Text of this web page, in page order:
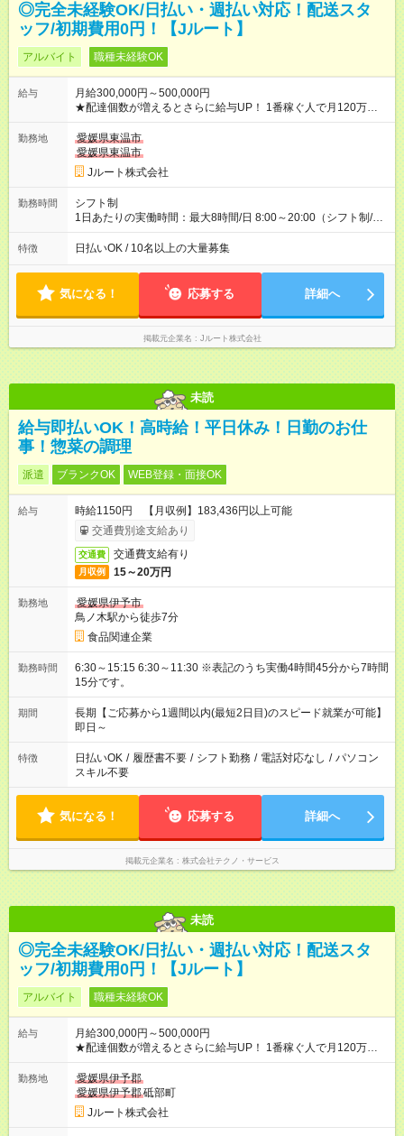
◎完全未経験OK/日払い・週払い対応！配送スタ
ッフ/初期費用0円！【Jルート】
アルバイト 職種未経験OK
給与
月給300,000円～500,000円
★配達個数が増えるとさらに給与UP！ 1番稼ぐ人で月120万ほ
ど！ ・主要都市エリア 月収55万円／週5日稼働 月収65万~112
万円／週6日稼働 ・地方郊外エリア 月収40万円／週5日稼働 月
収40万円~50万円／週6日稼働 ＜モデルイメージ＞ ■月収50万
円 (27歳男性/江東区在住)※元建築関係 1日150個配達×25日勤務
(日休み) ■月収80万円(43歳男性/墨田区在住)※元営業 1日200個
勤務地
愛媛県東温市
愛媛県東温市
Jルート株式会社
勤務時間
シフト制
1日あたりの実働時間：最大8時間/日 8:00～20:00（シフト制/実
働8時間） ※週5日勤務（場所次第では週4も有り） ※配達状況に
よって時間外での勤務可能性有り ※案件により多少の前後あり
特徴 日払いOK / 10名以上の大量募集
気になる！ 応募する 詳細へ
掲載元企業名 Jルート株式会社
未読
給与即払いOK！高時給！平日休み！日勤のお仕
事！惣菜の調理
派遣 ブランクOK WEB登録・面接OK
給与
時給1150円 【月収例】183,436円以上可能
交通費別途支給あり
交通費 交通費支給有り
月収例 15～20万円
勤務地
愛媛県伊予市
鳥ノ木駅から徒歩7分
食品関連企業
勤務時間
6:30～15:15 6:30～11:30 ※表記のうち実働4時間45分から7時間
15分です。
期間
長期【ご応募から1週間以内(最短2日目)のスピード就業が可能】
即日～
特徴 日払いOK / 履歴書不要 / シフト勤務 / 電話対応なし / パソコン
スキル不要
気になる！ 応募する 詳細へ
掲載元企業名 株式会社テクノ・サービス
未読
◎完全未経験OK/日払い・週払い対応！配送スタ
ッフ/初期費用0円！【Jルート】
アルバイト 職種未経験OK
給与
月給300,000円～500,000円
★配達個数が増えるとさらに給与UP！ 1番稼ぐ人で月120万ほ
ど！ ・主要都市エリア 月収55万円／週5日稼働 月収65万~112
万円／週6日稼働 ・地方郊外エリア 月収40万円／週5日稼働 月
収40万円~50万円／週6日稼働 ＜モデルイメージ＞ ■月収50万
円 (27歳男性/江東区在住)※元建築関係 1日150個配達×25日勤務
(日休み) ■月収80万円(43歳男性/墨田区在住)※元営業 1日200個
勤務地
愛媛県伊予郡
愛媛県伊予郡砥部町
Jルート株式会社